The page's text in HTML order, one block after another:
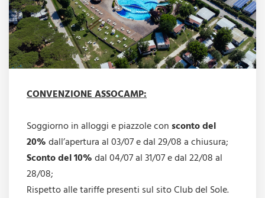
CONVENZIONE ASSOCAMP:
Soggiorno in alloggi e piazzole consconto del
20%dall’apertura al 03/07 e dal 29/08 a chiusura;
Sconto del 10%dal 04/07 al 31/07 e dal 22/08 al
28/08;
Rispetto alle tariffe presenti sul sito Club del Sole.